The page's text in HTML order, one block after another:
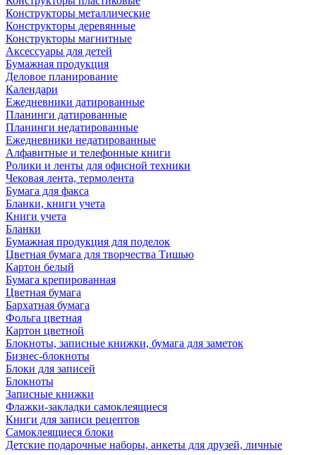
Конструкторы металлические
Конструкторы деревянные
Конструкторы магнитные
Аксессуары для детей
Бумажная продукция
Деловое планирование
Календари
Ежедневники датированные
Планинги датированные
Планинги недатированные
Ежедневники недатированные
Алфавитные и телефонные книги
Ролики и ленты для офисной техники
Чековая лента, термолента
Бумага для факса
Бланки, книги учета
Книги учета
Бланки
Бумажная продукция для поделок
Цветная бумага для творчества Тишью
Картон белый
Бумага крепированная
Цветная бумага
Бархатная бумага
Фольга цветная
Картон цветной
Блокноты, записные книжки, бумага для заметок
Бизнес-блокноты
Блоки для записей
Блокноты
Записные книжки
Флажки-закладки самоклеящиеся
Книги для записи рецептов
Самоклеящиеся блоки
Детские подарочные наборы, анкеты для друзей, личные